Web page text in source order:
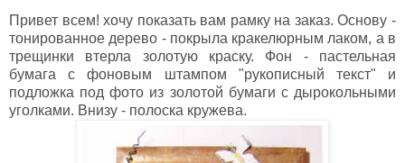
Привет всем! хочу показать вам рамку на заказ. Основу -
тонированное дерево - покрыла кракелюрным лаком, а в
трещинки втерла золотую краску. Фон - пастельная
бумага с фоновым штампом "рукописный текст" и
подложка под фото из золотой бумаги с дырокольными
уголками. Внизу - полоска кружева.